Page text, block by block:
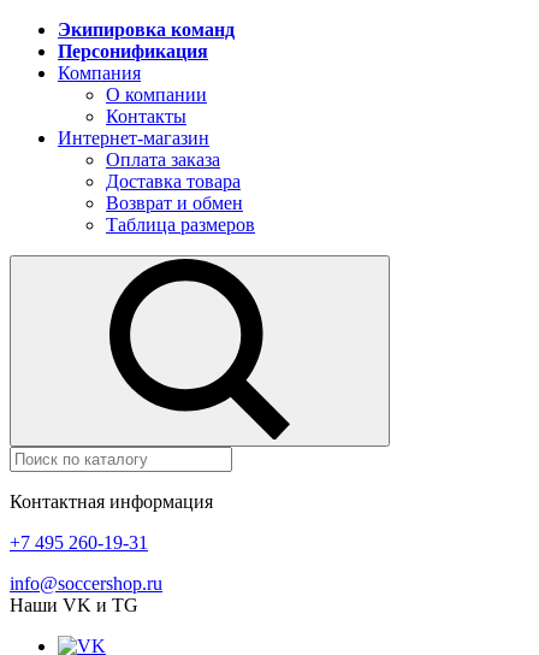
Экипировка команд
Персонификация
Компания
О компании
Контакты
Интернет-магазин
Оплата заказа
Доставка товара
Возврат и обмен
Таблица размеров
Контактная информация
+7 495 260-19-31
info@soccershop.ru
Наши VK и TG